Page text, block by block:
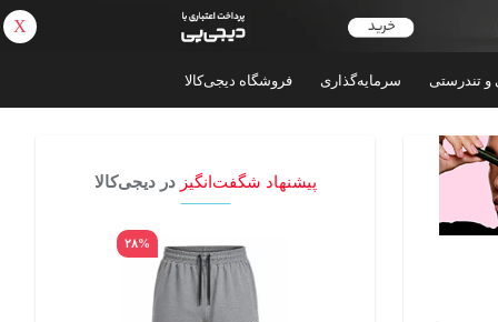
و تندرستی سرمایه‌گذاری فروشگاه دیجی‌کالا
پیشنهاد شگفت‌انگیز در دیجی‌کالا
۲۸%
X